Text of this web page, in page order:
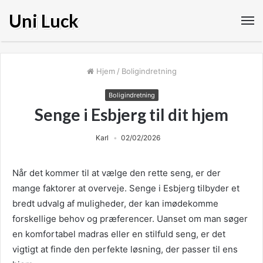
Uni Luck
Hjem / Boligindretning
Boligindretning
Senge i Esbjerg til dit hjem
Karl 02/02/2026
Når det kommer til at vælge den rette seng, er der
mange faktorer at overveje. Senge i Esbjerg tilbyder et
bredt udvalg af muligheder, der kan imødekomme
forskellige behov og præferencer. Uanset om man søger
en komfortabel madras eller en stilfuld seng, er det
vigtigt at finde den perfekte løsning, der passer til ens